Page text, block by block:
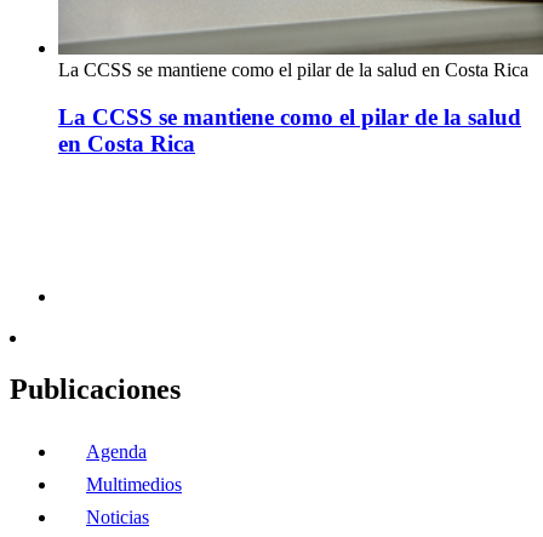
La CCSS se mantiene como el pilar de la salud en Costa Rica
La CCSS se mantiene como el pilar de la salud
en Costa Rica
Publicaciones
Agenda
Multimedios
Noticias